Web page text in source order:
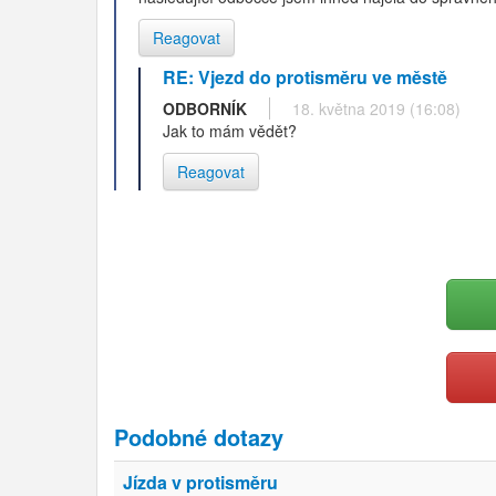
Reagovat
RE: Vjezd do protisměru ve městě
ODBORNÍK
18. května 2019 (16:08)
Jak to mám vědět?
Reagovat
Podobné dotazy
Jízda v protisměru